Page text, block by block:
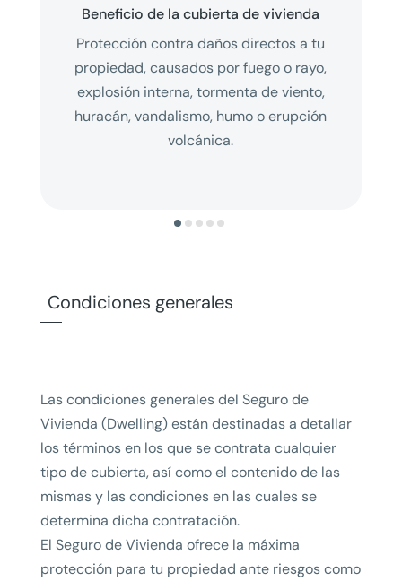
Beneficio de la cubierta de vivienda
Protección contra daños directos a tu
propiedad, causados por fuego o rayo,
explosión interna, tormenta de viento,
huracán, vandalismo, humo o erupción
volcánica.
Condiciones generales
Las condiciones generales del Seguro de
Vivienda (Dwelling) están destinadas a detallar
los términos en los que se contrata cualquier
tipo de cubierta, así como el contenido de las
mismas y las condiciones en las cuales se
determina dicha contratación.
El Seguro de Vivienda ofrece la máxima
protección para tu propiedad ante riesgos como